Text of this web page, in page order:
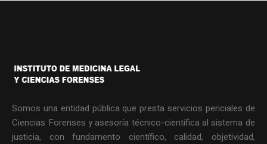
Somos una entidad pública que presta servicios periciales de
Ciencias Forenses y asesoría técnico-científica al sistema de
justicia, con fundamento científico, calidad, objetividad,